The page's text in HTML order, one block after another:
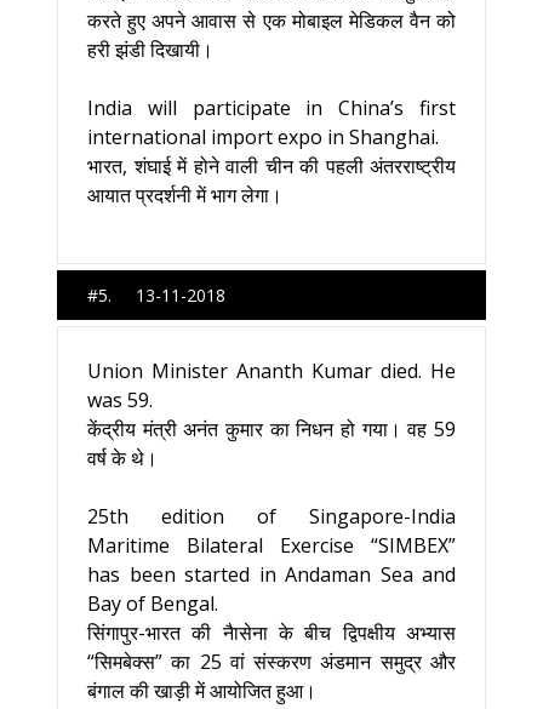
करते हुए अपने आवास से एक मोबाइल मेडिकल वैन को
हरी झंडी दिखायी।
India will participate in China’s first
international import expo in Shanghai.
भारत, शंघाई में होने वाली चीन की पहली अंतरराष्ट्रीय
आयात प्रदर्शनी में भाग लेगा।
#5. 13-11-2018
Union Minister Ananth Kumar died. He
was 59.
केंद्रीय मंत्री अनंत कुमार का निधन हो गया। वह 59
वर्ष के थे।
25th edition of Singapore-India
Maritime Bilateral Exercise “SIMBEX”
has been started in Andaman Sea and
Bay of Bengal.
सिंगापुर-भारत की नैासेना के बीच द्विपक्षीय अभ्‍यास
“सिमबेक्स” का 25 वां संस्करण अंडमान समुद्र और
बंगाल की खाड़ी में आयोजित हुआ।